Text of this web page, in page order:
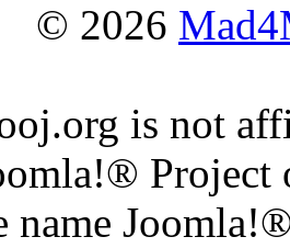
© 2026
is not
Project
name